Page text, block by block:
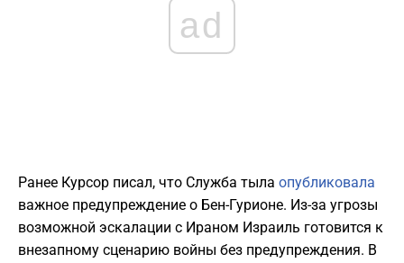
ad
Ранее Курсор писал, что Служба тыла опубликовала
важное предупреждение о Бен-Гурионе. Из-за угрозы
возможной эскалации с Ираном Израиль готовится к
внезапному сценарию войны без предупреждения. В